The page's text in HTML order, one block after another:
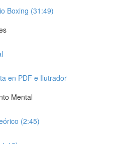
Boxing (31:49)
en PDF e Ilutrador
Mental
(2:45)